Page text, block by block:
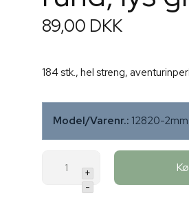
89,00 DKK
184 stk., hel streng,
Model/Varenr.: 12820-
+
-